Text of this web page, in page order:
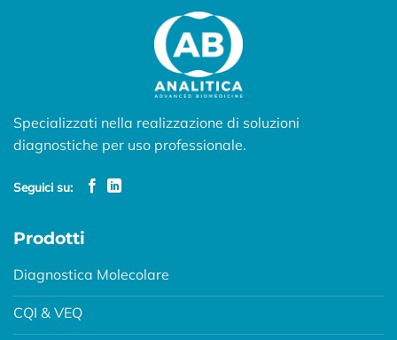
Specializzati nella realizzazione di soluzioni
diagnostiche per uso professionale.
Seguici su:
Prodotti
Diagnostica Molecolare
CQI & VEQ